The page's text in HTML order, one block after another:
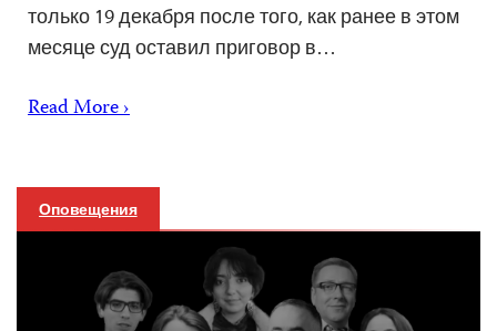
только 19 декабря после того, как ранее в этом
месяце суд оставил приговор в…
Read More ›
Оповещения